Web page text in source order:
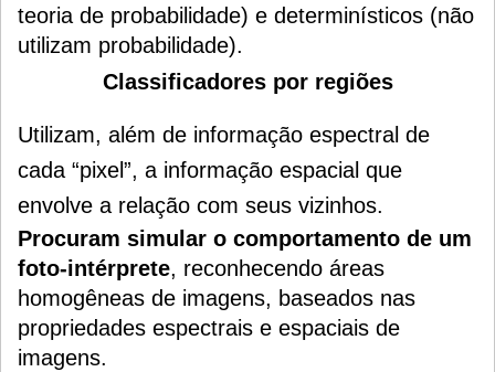
teoria de probabilidade) e determinísticos (não
utilizam probabilidade).
Classificadores por regiões
Utilizam, além de informação espectral de
cada “pixel”, a informação espacial que
envolve a relação com seus vizinhos.
Procuram simular o comportamento de um
foto-intérprete, reconhecendo áreas
homogêneas de imagens, baseados nas
propriedades espectrais e espaciais de
imagens.